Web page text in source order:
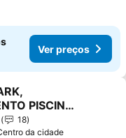
Ver preços
aos favoritos
PISCINA
18
da cidade